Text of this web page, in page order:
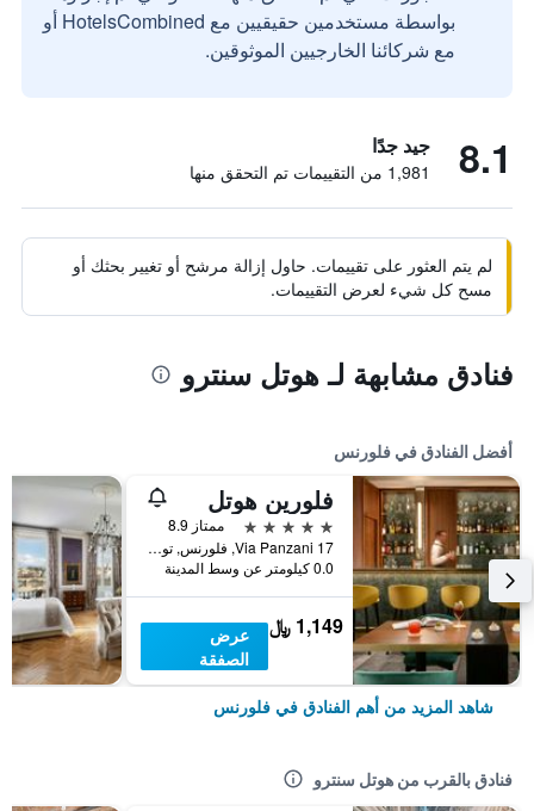
بواسطة مستخدمين حقيقيين مع HotelsCombined أو
مع شركائنا الخارجيين الموثوقين.
8.1 جيد جدًا
1,981 من التقييمات تم التحقق منها
لم يتم العثور على تقييمات. حاول إزالة مرشح أو تغيير بحثك أو
مسح كل شيء لعرض التقييمات.
فنادق مشابهة لـ هوتل سنترو
أفضل الفنادق في فلورنس
فلورين هوتل
5 نجوم
ممتاز 8.9
17 Via Panzani, فلورنس, توسكانا, إيطاليا
0.0 كيلومتر عن وسط المدينة
1,149 ﷼
عرض
الصفقة
شاهد المزيد من أهم الفنادق في فلورنس
فنادق بالقرب من هوتل سنترو